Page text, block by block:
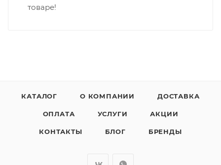
товаре!
КАТАЛОГ О КОМПАНИИ ДОСТАВКА
ОПЛАТА УСЛУГИ АКЦИИ
КОНТАКТЫ БЛОГ БРЕНДЫ